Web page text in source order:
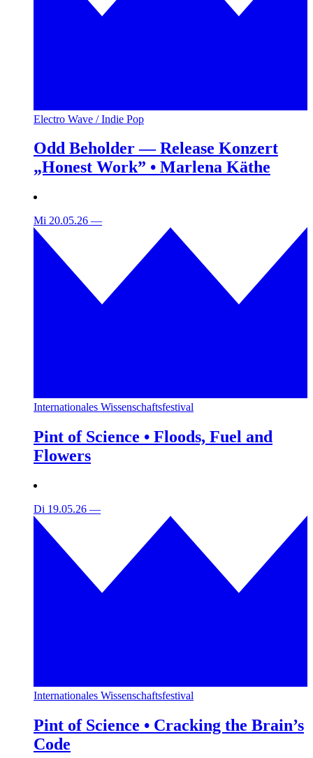
Electro Wave / Indie Pop
Odd Beholder — Release Konzert
„Honest Work” • Marlena Käthe
Mi 20.05.26 —
Internationales Wissenschaftsfestival
Pint of Science • Floods, Fuel and
Flowers
Di 19.05.26 —
Internationales Wissenschaftsfestival
Pint of Science • Cracking the Brain’s
Code